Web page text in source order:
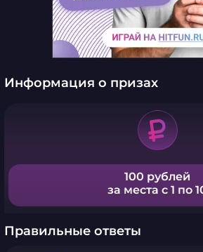
Информация о призах
100 рублей
за места с 1 по
Правильные ответы